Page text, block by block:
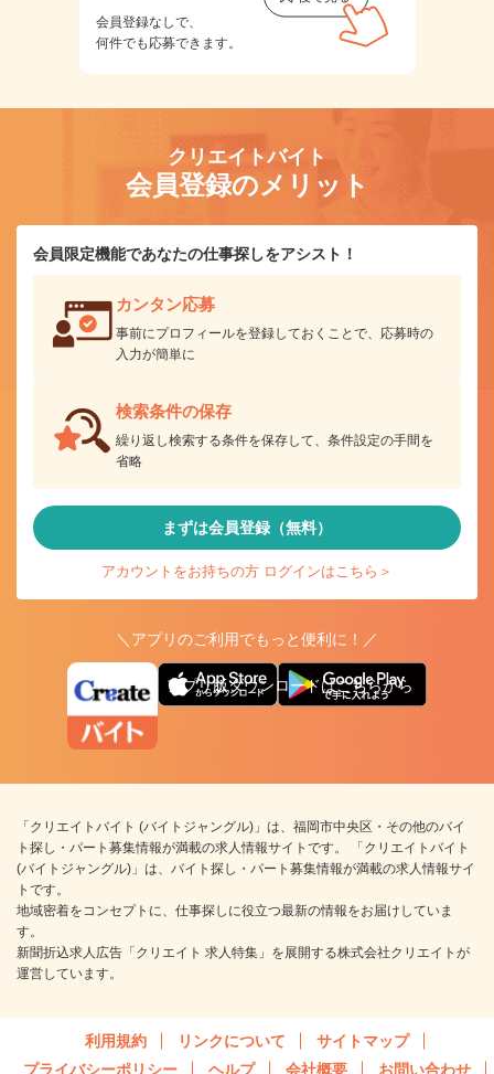
会員登録なしで、
何件でも応募できます。
クリエイトバイト
会員登録のメリット
会員限定機能であなたの仕事探しをアシスト！
カンタン応募
事前にプロフィールを登録しておくことで、応募時の
入力が簡単に
検索条件の保存
繰り返し検索する条件を保存して、条件設定の手間を
省略
まずは会員登録（無料）
アカウントをお持ちの方 ログインはこちら＞
＼アプリのご利用でもっと便利に！／
アプリ版ダウンロードはこちらから
「クリエイトバイト (バイトジャングル)」は、福岡市中央区・その他のバイ
ト探し・パート募集情報が満載の求人情報サイトです。 「クリエイトバイト
(バイトジャングル)」は、バイト探し・パート募集情報が満載の求人情報サイ
トです。
地域密着をコンセプトに、仕事探しに役立つ最新の情報をお届けしていま
す。
新聞折込求人広告「クリエイト 求人特集」を展開する株式会社クリエイトが
運営しています。
利用規約 リンクについて
サイトマップ
プライバシーポリシー
ヘルプ 会社概要 お問い合わせ